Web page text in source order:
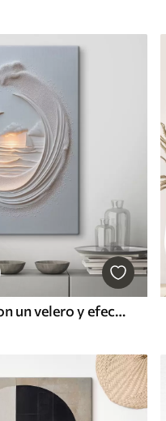
Paisaje marino con un velero y efecto de relieve